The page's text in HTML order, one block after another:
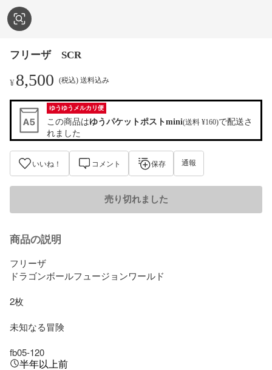
フリーザ SCR
¥8,500 (税込) 送料込み
ゆうゆうメルカリ便
この商品はゆうパケットポストmini(送料 ¥160)で配送さ
れました
いいね！ コメント 保存 通報
売り切れました
商品の説明
フリーザ
ドラゴンボールフュージョンワールド
2枚
未知なる冒険
fb05-120
半年以上前